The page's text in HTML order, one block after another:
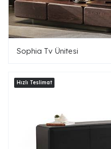
Sophia Tv Ünitesi